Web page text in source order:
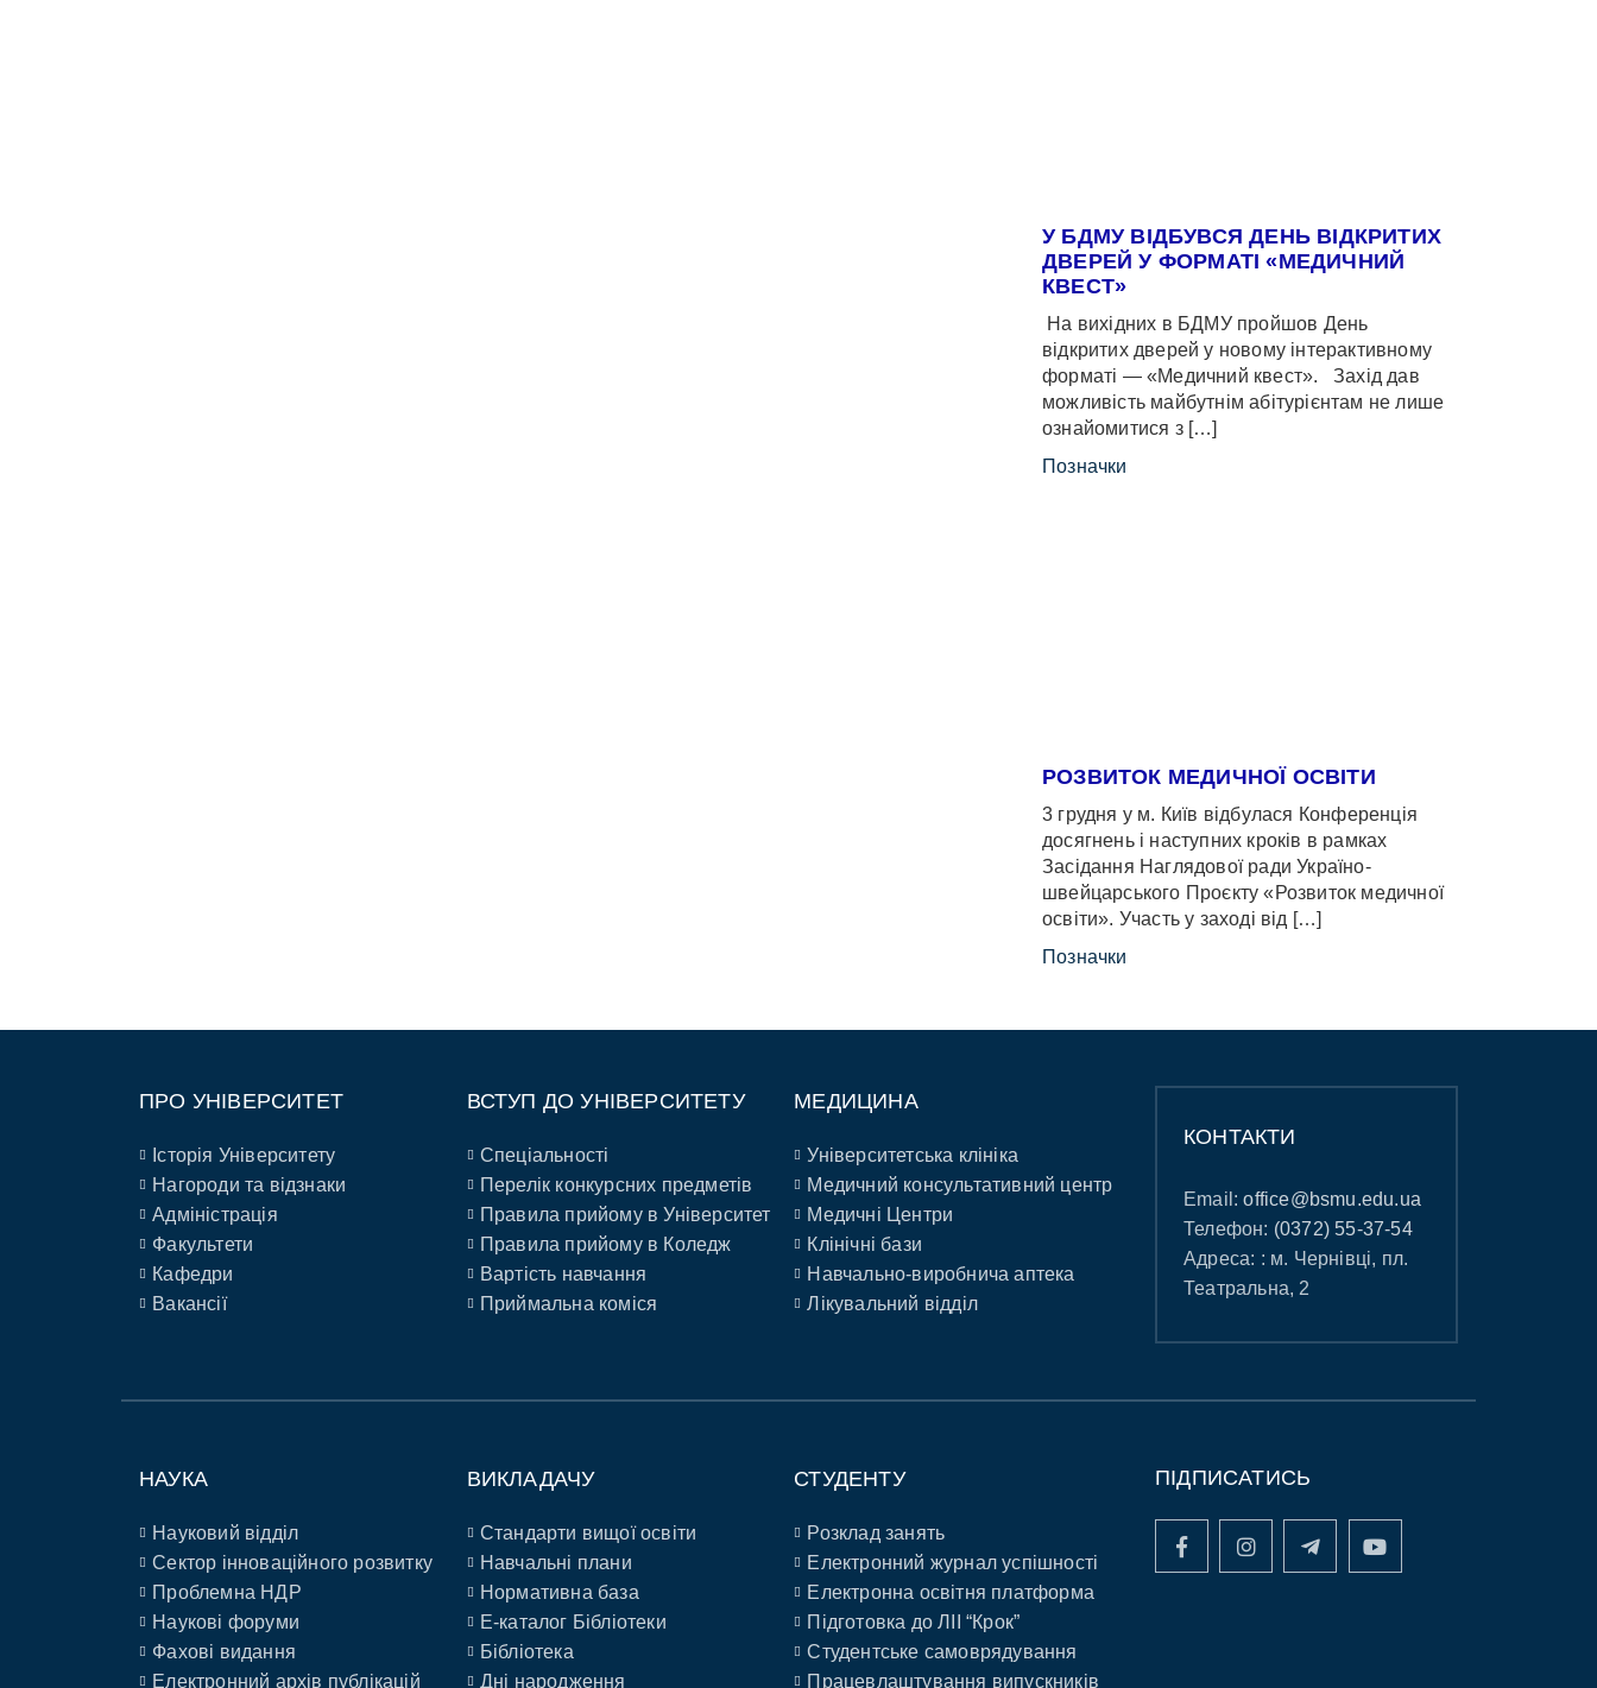
У БДМУ ВІДБУВСЯ ДЕНЬ ВІДКРИТИХ
ДВЕРЕЙ У ФОРМАТІ «МЕДИЧНИЙ
КВЕСТ»
На вихідних в БДМУ пройшов День
відкритих дверей у новому інтерактивному
форматі — «Медичний квест». Захід дав
можливість майбутнім абітурієнтам не лише
ознайомитися з […]
Позначки
РОЗВИТОК МЕДИЧНОЇ ОСВІТИ
3 грудня у м. Київ відбулася Конференція
досягнень і наступних кроків в рамках
Засідання Наглядової ради Україно-
швейцарського Проєкту «Розвиток медичної
освіти». Участь у заході від […]
Позначки
ПРО УНІВЕРСИТЕТ
Історія Університету
Нагороди та відзнаки
Адміністрація
Факультети
Кафедри
Вакансії
ВСТУП ДО УНІВЕРСИТЕТУ
Спеціальності
Перелік конкурсних предметів
Правила прийому в Університет
Правила прийому в Коледж
Вартість навчання
Приймальна коміся
МЕДИЦИНА
Університетська клініка
Медичний консультативний центр
Медичні Центри
Клінічні бази
Навчально-виробнича аптека
Лікувальний відділ
КОНТАКТИ
Email:office@bsmu.edu.ua
Телефон: (0372) 55-37-54
Адреса: : м. Чернівці, пл.
Театральна, 2
НАУКА
Науковий відділ
Сектор інноваційного розвитку
Проблемна НДР
Наукові форуми
Фахові видання
Електронний архів публікацій
ВИКЛАДАЧУ
Стандарти вищої освіти
Навчальні плани
Нормативна база
E-каталог Бібліотеки
Бібліотека
Дні народження
СТУДЕНТУ
Розклад занять
Електронний журнал успішності
Електронна освітня платформа
Підготовка до ЛІІ “Крок”
Студентське самоврядування
Працевлаштування випускників
ПІДПИСАТИСЬ